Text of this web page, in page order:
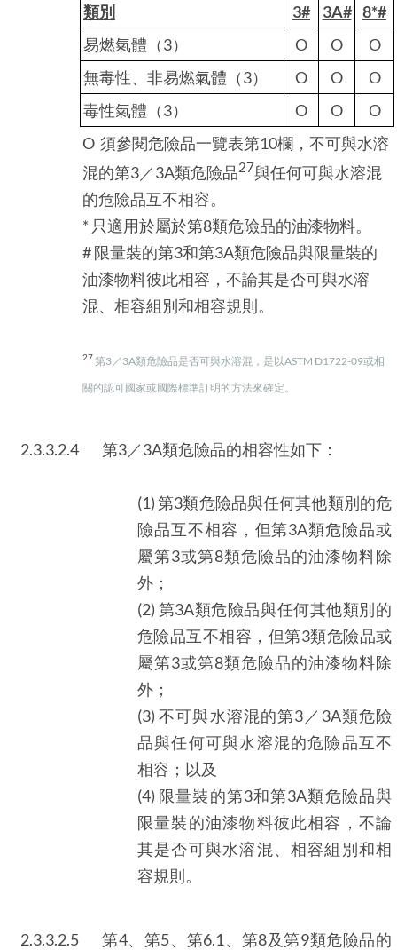
類別 3# 3A# 8*#
易燃氣體（3）
O O
O
無毒性、非易燃氣體（3）
O O
O
毒性氣體（3）
O O
O
O 須參閱危險品一覽表第10欄，不可與水溶
混的第3／3A類危險品27與任何可與水溶混
的危險品互不相容。
* 只適用於屬於第8類危險品的油漆物料。
# 限量裝的第3和第3A類危險品與限量裝的
油漆物料彼此相容，不論其是否可與水溶
混、相容組別和相容規則。
27第3／3A類危險品是否可與水溶混，是以ASTM D1722-09或相
關的認可國家或國際標準訂明的方法來確定。
2.3.3.2.4 第3／3A類危險品的相容性如下：
(1) 第3類危險品與任何其他類別的危
險品互不相容，但第3A類危險品或
屬第3或第8類危險品的油漆物料除
外；
(2) 第3A類危險品與任何其他類別的
危險品互不相容，但第3類危險品或
屬第3或第8類危險品的油漆物料除
外；
(3) 不可與水溶混的第3／3A類危險
品與任何可與水溶混的危險品互不
相容；以及
(4) 限量裝的第3和第3A類危險品與
限量裝的油漆物料彼此相容，不論
其是否可與水溶混、相容組別和相
容規則。
2.3.3.2.5
第4、第5、第6.1、第8及第9類危險品的